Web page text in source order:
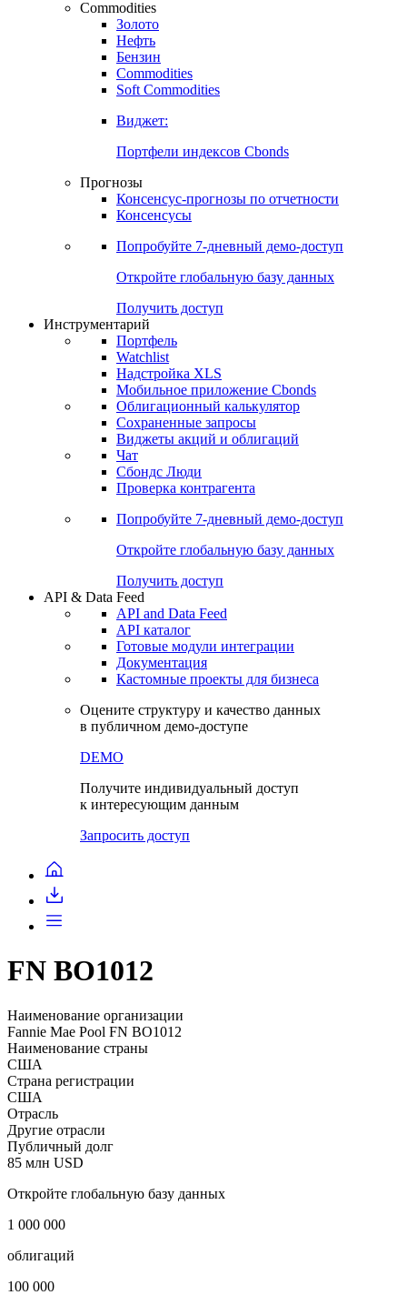
Commodities
Золото
Нефть
Бензин
Commodities
Soft Commodities
Виджет:
Портфели индексов Cbonds
Прогнозы
Консенсус-прогнозы по отчетности
Консенсусы
Попробуйте 7-дневный демо-доступ
Откройте глобальную базу данных
Получить доступ
Инструментарий
Портфель
Watchlist
Надстройка XLS
Мобильное приложение Cbonds
Облигационный калькулятор
Сохраненные запросы
Виджеты акций и облигаций
Чат
Сбондс Люди
Проверка контрагента
Попробуйте 7-дневный демо-доступ
Откройте глобальную базу данных
Получить доступ
API & Data Feed
API and Data Feed
API каталог
Готовые модули интеграции
Документация
Кастомные проекты для бизнеса
Оцените структуру и качество данных
в публичном демо-доступе
DEMO
Получите индивидуальный доступ
к интересующим данным
Запросить доступ
FN BO1012
Наименование организации
Fannie Mae Pool FN BO1012
Наименование страны
США
Страна регистрации
США
Отрасль
Другие отрасли
Публичный долг
85 млн USD
Откройте глобальную базу данных
1 000 000
облигаций
100 000